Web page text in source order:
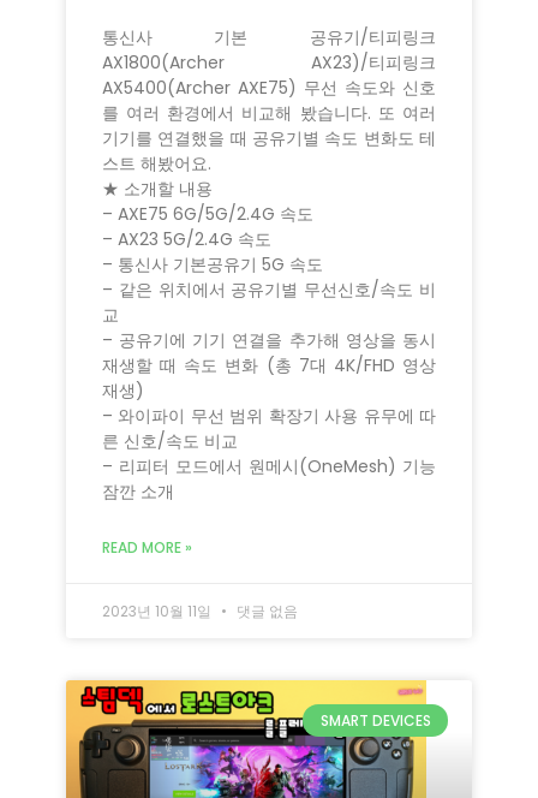
통신사 기본 공유기/티피링크
AX1800(Archer AX23)/티피링크
AX5400(Archer AXE75) 무선 속도와 신호
를 여러 환경에서 비교해 봤습니다. 또 여러
기기를 연결했을 때 공유기별 속도 변화도 테
스트 해봤어요.
★ 소개할 내용
– AXE75 6G/5G/2.4G 속도
– AX23 5G/2.4G 속도
– 통신사 기본공유기 5G 속도
– 같은 위치에서 공유기별 무선신호/속도 비
교
– 공유기에 기기 연결을 추가해 영상을 동시
재생할 때 속도 변화 (총 7대 4K/FHD 영상
재생)
– 와이파이 무선 범위 확장기 사용 유무에 따
른 신호/속도 비교
– 리피터 모드에서 원메시(OneMesh) 기능
잠깐 소개
READ MORE »
2023년 10월 11일 댓글 없음
SMART DEVICES